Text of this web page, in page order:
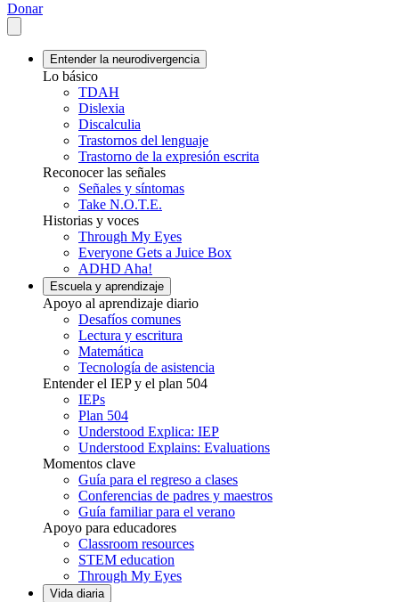
Donar
Entender la neurodivergencia
Lo básico
TDAH
Dislexia
Discalculia
Trastornos del lenguaje
Trastorno de la expresión escrita
Reconocer las señales
Señales y síntomas
Take N.O.T.E.
Historias y voces
Through My Eyes
Everyone Gets a Juice Box
ADHD Aha!
Escuela y aprendizaje
Apoyo al aprendizaje diario
Desafíos comunes
Lectura y escritura
Matemática
Tecnología de asistencia
Entender el IEP y el plan 504
IEPs
Plan 504
Understood Explica: IEP
Understood Explains: Evaluations
Momentos clave
Guía para el regreso a clases
Conferencias de padres y maestros
Guía familiar para el verano
Apoyo para educadores
Classroom resources
STEM education
Through My Eyes
Vida diaria